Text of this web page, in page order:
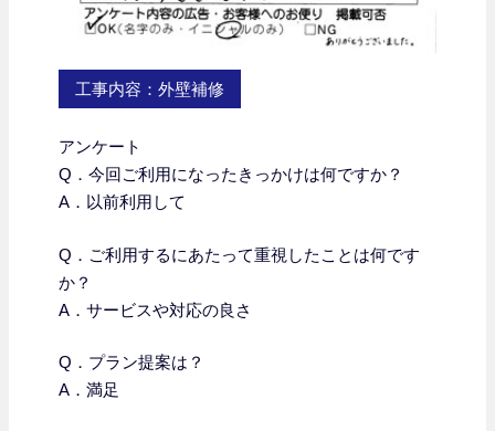
工事内容：外壁補修
アンケート
Q．今回ご利用になったきっかけは何ですか？
A．以前利用して
Q． ご利用するにあたって重視したことは何です
か？
A．サービスや対応の良さ
Q．プラン提案は？
A．満足